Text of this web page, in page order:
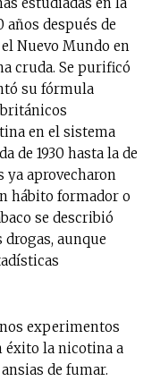
después de
Nuevo Mundo en
cruda. Se purificó
su fórmula
en el sistema
de 1930 hasta la de
ya aprovecharon
hábito formador o
se describió
drogas, aunque
experimentos
éxito la nicotina a
de fumar.